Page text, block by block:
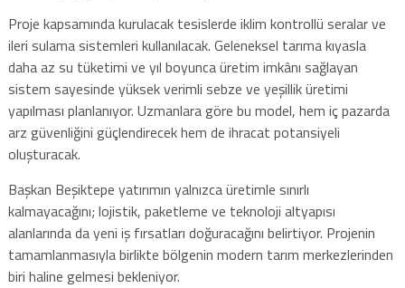
Proje kapsamında kurulacak tesislerde iklim kontrollü seralar ve
ileri sulama sistemleri kullanılacak. Geleneksel tarıma kıyasla
daha az su tüketimi ve yıl boyunca üretim imkânı sağlayan
sistem sayesinde yüksek verimli sebze ve yeşillik üretimi
yapılması planlanıyor. Uzmanlara göre bu model, hem iç pazarda
arz güvenliğini güçlendirecek hem de ihracat potansiyeli
oluşturacak.
Başkan Beşiktepe yatırımın yalnızca üretimle sınırlı
kalmayacağını; lojistik, paketleme ve teknoloji altyapısı
alanlarında da yeni iş fırsatları doğuracağını belirtiyor. Projenin
tamamlanmasıyla birlikte bölgenin modern tarım merkezlerinden
biri haline gelmesi bekleniyor.